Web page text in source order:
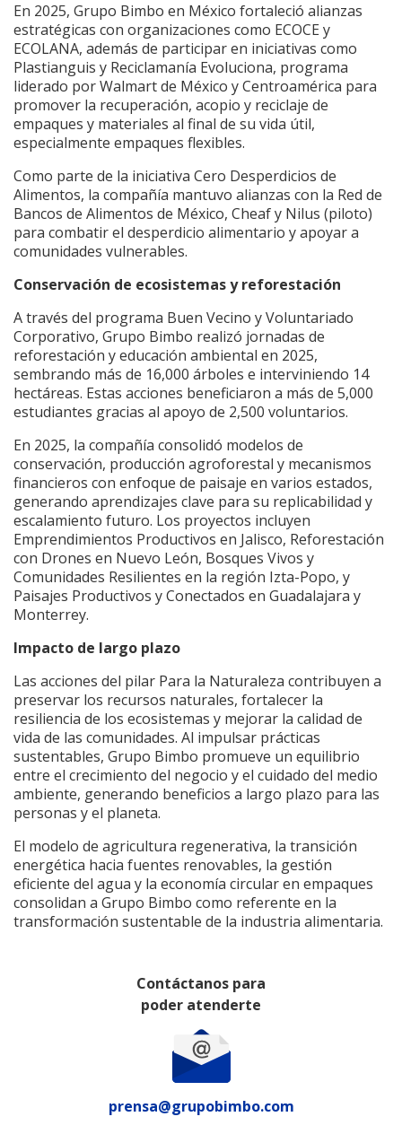
En 2025, Grupo Bimbo en México fortaleció alianzas
estratégicas con organizaciones como ECOCE y
ECOLANA, además de participar en iniciativas como
Plastianguis y Reciclamanía Evoluciona, programa
liderado por Walmart de México y Centroamérica para
promover la recuperación, acopio y reciclaje de
empaques y materiales al final de su vida útil,
especialmente empaques flexibles.
Como parte de la iniciativa Cero Desperdicios de
Alimentos, la compañía mantuvo alianzas con la Red de
Bancos de Alimentos de México, Cheaf y Nilus (piloto)
para combatir el desperdicio alimentario y apoyar a
comunidades vulnerables.
Conservación de ecosistemas y reforestación
A través del programa Buen Vecino y Voluntariado
Corporativo, Grupo Bimbo realizó jornadas de
reforestación y educación ambiental en 2025,
sembrando más de 16,000 árboles e interviniendo 14
hectáreas. Estas acciones beneficiaron a más de 5,000
estudiantes gracias al apoyo de 2,500 voluntarios.
En 2025, la compañía consolidó modelos de
conservación, producción agroforestal y mecanismos
financieros con enfoque de paisaje en varios estados,
generando aprendizajes clave para su replicabilidad y
escalamiento futuro. Los proyectos incluyen
Emprendimientos Productivos en Jalisco, Reforestación
con Drones en Nuevo León, Bosques Vivos y
Comunidades Resilientes en la región Izta-Popo, y
Paisajes Productivos y Conectados en Guadalajara y
Monterrey.
Impacto de largo plazo
Las acciones del pilar Para la Naturaleza contribuyen a
preservar los recursos naturales, fortalecer la
resiliencia de los ecosistemas y mejorar la calidad de
vida de las comunidades. Al impulsar prácticas
sustentables, Grupo Bimbo promueve un equilibrio
entre el crecimiento del negocio y el cuidado del medio
ambiente, generando beneficios a largo plazo para las
personas y el planeta.
El modelo de agricultura regenerativa, la transición
energética hacia fuentes renovables, la gestión
eficiente del agua y la economía circular en empaques
consolidan a Grupo Bimbo como referente en la
transformación sustentable de la industria alimentaria.
Contáctanos para
poder atenderte
prensa@grupobimbo.com